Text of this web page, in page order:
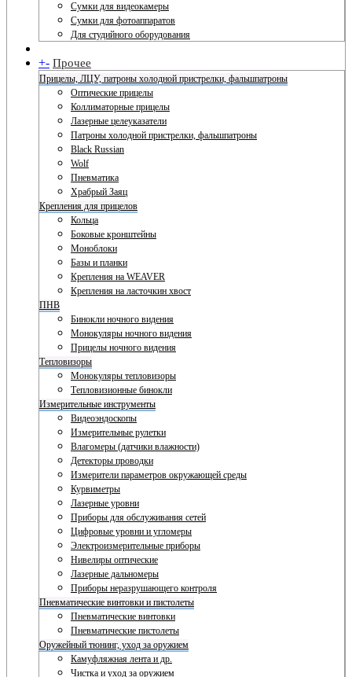
Сумки для видеокамеры
Сумки для фотоаппаратов
Для студийного оборудования
+- Прочее
Прицелы, ЛЦУ, патроны холодной пристрелки, фальшпатроны
Оптические прицелы
Коллиматорные прицелы
Лазерные целеуказатели
Патроны холодной пристрелки, фальшпатроны
Black Russian
Wolf
Пневматика
Храбрый Заяц
Крепления для прицелов
Кольца
Боковые кронштейны
Моноблоки
Базы и планки
Крепления на WEAVER
Крепления на ласточкин хвост
ПНВ
Бинокли ночного видения
Монокуляры ночного видения
Прицелы ночного видения
Тепловизоры
Монокуляры тепловизоры
Тепловизионные бинокли
Измерительные инструменты
Видеоэндоскопы
Измерительные рулетки
Влагомеры (датчики влажности)
Детекторы проводки
Измерители параметров окружающей среды
Курвиметры
Лазерные уровни
Приборы для обслуживания сетей
Цифровые уровни и угломеры
Электроизмерительные приборы
Нивелиры оптические
Лазерные дальномеры
Приборы неразрушающего контроля
Пневматические винтовки и пистолеты
Пневматические винтовки
Пневматические пистолеты
Оружейный тюнинг, уход за оружием
Камуфляжная лента и др.
Чистка и уход за оружием